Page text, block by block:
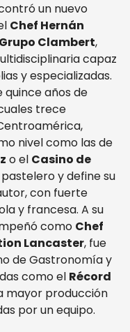
un nuevo
Chef Hernán
Grupo Clambert,
capaz
y especializadas.
quince años de
trece
nivel como las de
o el Casino de
y define su
con fuerte
y francesa. A su
como Chef
Lancaster, fue
de Gastronomía y
como el Récord
mayor producción
por un equipo.